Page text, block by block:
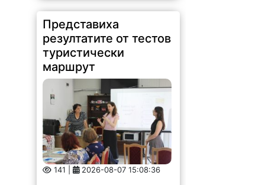
Представиха
резултатите от тестов
туристически
маршрут
141 | 2026-08-07 15:08:36